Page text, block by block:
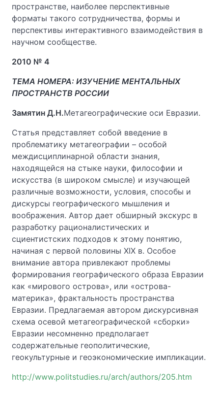
пространстве, наиболее перспективные
форматы такого сотрудничества, формы и
перспективы интерактивного взаимодействия в
научном сообществе.
2010 № 4
ТЕМА НОМЕРА: ИЗУЧЕНИЕ МЕНТАЛЬНЫХ
ПРОСТРАНСТВ РОССИИ
Замятин Д.Н.Метагеографические оси Евразии.
Статья представляет собой введение в
проблематику метагеографии – особой
междисциплинарной области знания,
находящейся на стыке науки, философии и
искусства (в широком смысле) и изучающей
различные возможности, условия, способы и
дискурсы географического мышления и
воображения. Автор дает обширный экскурс в
разработку рационалистических и
сциентистских подходов к этому понятию,
начиная с первой половины XIX в. Особое
внимание автора привлекают проблемы
формирования географического образа Евразии
как «мирового острова», или «острова-
материка», фрактальность пространства
Евразии. Предлагаемая автором дискурсивная
схема осевой метагеографической «сборки»
Евразии несомненно предполагает
содержательные геополитические,
геокультурные и геоэкономические импликации.
http://www.politstudies.ru/arch/authors/205.htm